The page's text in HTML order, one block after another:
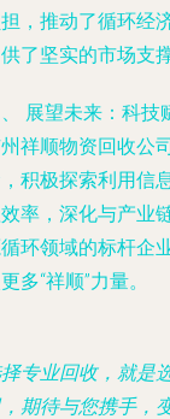
，推动了循环经
了坚实的市场支撑
展望未来：科技
祥顺物资回收公
积极探索利用信
率，深化与产业
环领域的标杆企
多“祥顺”力量。
专业回收，就是
期待与您携手，